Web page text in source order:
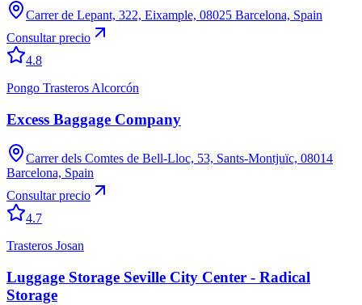
Carrer de Lepant, 322, Eixample, 08025 Barcelona, Spain
Consultar precio
4.8
Pongo Trasteros Alcorcón
Excess Baggage Company
Carrer dels Comtes de Bell-Lloc, 53, Sants-Montjuïc, 08014
Barcelona, Spain
Consultar precio
4.7
Trasteros Josan
Luggage Storage Seville City Center - Radical
Storage